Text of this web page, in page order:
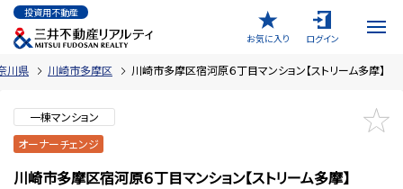
投資用不動産
お気に入り
ログイン
川県 川崎市多摩区 川崎市多摩区宿河原６丁目マンション【ストリーム多摩】
一棟マンション
オーナーチェンジ
川崎市多摩区宿河原６丁目マンション【ストリーム多摩】